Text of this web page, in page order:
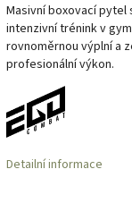
Masivní boxovací pytel
intenzivní trénink v
rovnoměrnou výplní a
profesionální výkon.
Detailní informace